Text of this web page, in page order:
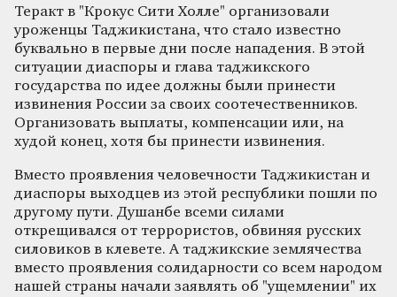
Теракт в "Крокус Сити Холле" организовали
уроженцы Таджикистана, что стало известно
буквально в первые дни после нападения. В этой
ситуации диаспоры и глава таджикского
государства по идее должны были принести
извинения России за своих соотечественников.
Организовать выплаты, компенсации или, на
худой конец, хотя бы принести извинения.
Вместо проявления человечности Таджикистан и
диаспоры выходцев из этой республики пошли по
другому пути. Душанбе всеми силами
открещивался от террористов, обвиняя русских
силовиков в клевете. А таджикские землячества
вместо проявления солидарности со всем народом
нашей страны начали заявлять об "ущемлении" их